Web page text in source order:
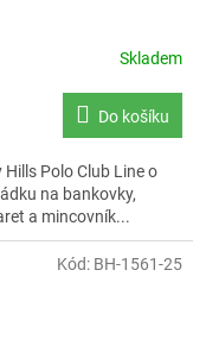
Skladem
Do košíku
Polo Club Line o
na bankovky,
a mincovník...
Kód: BH-1561-25